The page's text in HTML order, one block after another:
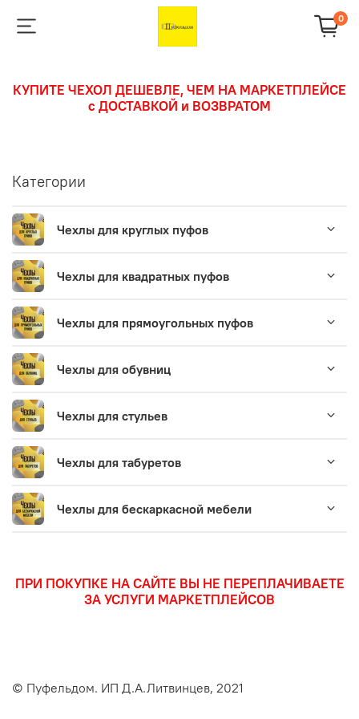
0
КУПИТЕ ЧЕХОЛ ДЕШЕВЛЕ, ЧЕМ НА МАРКЕТПЛЕЙСЕ
с ДОСТАВКОЙ и ВОЗВРАТОМ
Категории
Чехлы для круглых пуфов
Чехлы для квадратных пуфов
Чехлы для прямоугольных пуфов
Чехлы для обувниц
Чехлы для стульев
Чехлы для табуретов
Чехлы для бескаркасной мебели
ПРИ ПОКУПКЕ НА САЙТЕ ВЫ НЕ ПЕРЕПЛАЧИВАЕТЕ
ЗА УСЛУГИ МАРКЕТПЛЕЙСОВ
© Пуфельдом. ИП Д.А.Литвинцев, 2021